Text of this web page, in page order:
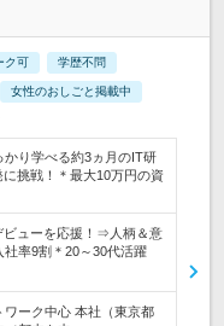
ク可 学歴不問
女性のおしごと掲載中
り学べる約3ヵ月のIT研
挑戦！＊最大10万円の資
ビューを応援！⇒人柄＆意
率9割＊20～30代活躍
ーク中心 本社（東京都